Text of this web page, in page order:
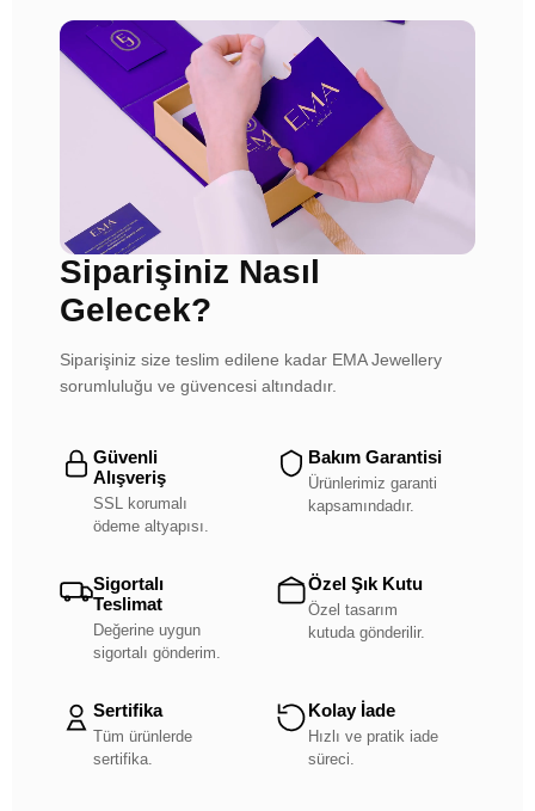
Siparişiniz Nasıl
Gelecek?
Siparişiniz size teslim edilene kadar EMA Jewellery
sorumluluğu ve güvencesi altındadır.
Güvenli
Alışveriş
SSL korumalı
ödeme altyapısı.
Bakım Garantisi
Ürünlerimiz garanti
kapsamındadır.
Sigortalı
Teslimat
Değerine uygun
sigortalı gönderim.
Özel Şık Kutu
Özel tasarım
kutuda gönderilir.
Sertifika
Tüm ürünlerde
sertifika.
Kolay İade
Hızlı ve pratik iade
süreci.